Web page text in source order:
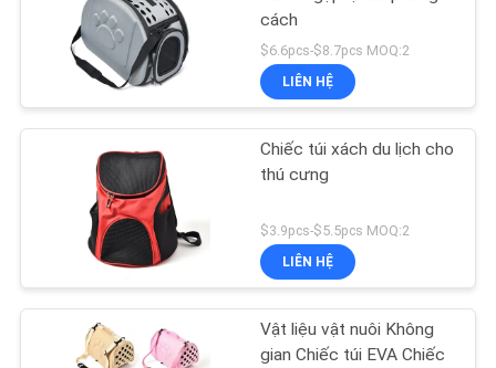
TRANG
WEB
PRIVACY
POLICY
thú cưng
Bát ăn cho thú cưng
398
cách
$6.6pcs-$8.7pcs MOQ:2
LIÊN HỆ
Chiếc túi xách du lịch cho
thú cưng
$3.9pcs-$5.5pcs MOQ:2
LIÊN HỆ
Vật liệu vật nuôi Không
gian Chiếc túi EVA Chiếc